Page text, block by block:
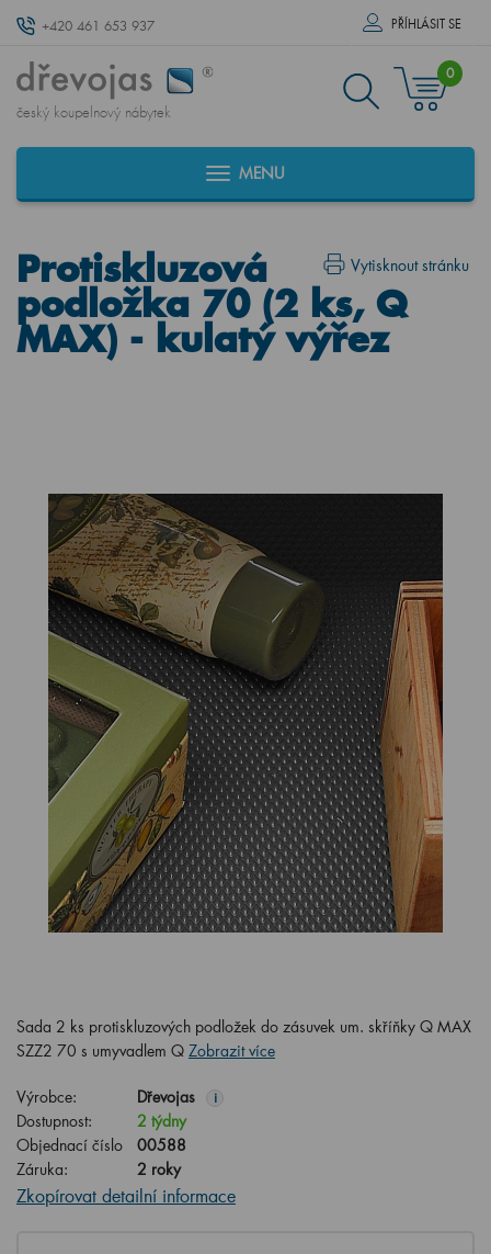
+420 461 653 937 PŘÍHLÁSIT SE
český koupelnový nábytek
0
MENU
Vytisknout stránku
Protiskluzová
podložka 70 (2 ks, Q
MAX) - kulatý výřez
Sada 2 ks protiskluzových podložek do zásuvek um. skříňky Q MAX
SZZ2 70 s umyvadlem Q Zobrazit více
Výrobce: Dřevojas i
Dostupnost:
2 týdny
Objednací číslo
00588
Záruka:
2 roky
Zkopírovat detailní informace